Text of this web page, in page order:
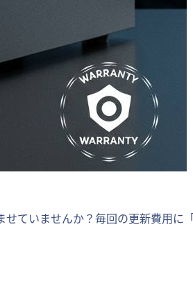
ていませんか？毎回の更新費用に